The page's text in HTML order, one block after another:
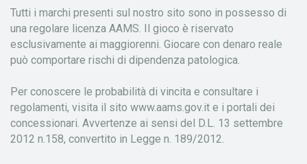
Tutti i marchi presenti sul nostro sito sono in possesso di
una regolare licenza AAMS. Il gioco è riservato
esclusivamente ai maggiorenni. Giocare con denaro reale
può comportare rischi di dipendenza patologica.
Per conoscere le probabilità di vincita e consultare i
regolamenti, visita il sito www.aams.gov.it e i portali dei
concessionari. Avvertenze ai sensi del D.L. 13 settembre
2012 n.158, convertito in Legge n. 189/2012.